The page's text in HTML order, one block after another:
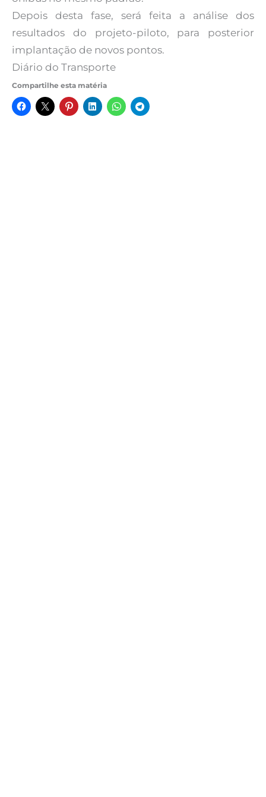
Depois desta fase, será feita a análise dos
resultados do projeto-piloto, para posterior
implantação de novos pontos.
Diário do Transporte
Compartilhe esta matéria